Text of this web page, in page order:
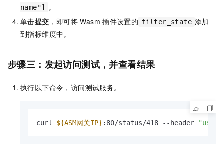
name"]
。
单击提交 ，即可将 Wasm 插件设置的 filter_state 添加
到指标维度中。
步骤三：发起访问测试，并查看结果
执行以下命令，访问测试服务。
curl ${ASM网关IP} :80/status/418 --header "user-